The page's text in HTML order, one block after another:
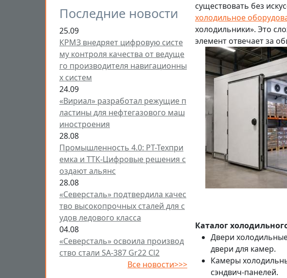
Последние новости
25.09
КРМЗ внедряет цифровую систе
му контроля качества от ведуще
го производителя навигационны
х систем
24.09
«Вириал» разработал режущие п
ластины для нефтегазового маш
иностроения
28.08
Промышленность 4.0: РТ-Техпри
емка и ТТК-Цифровые решения с
оздают альянс
28.08
«Северсталь» подтвердила качес
тво высокопрочных сталей для с
удов ледового класса
04.08
«Северсталь» освоила производ
ство стали SA-387 Gr22 Cl2
Все новости>>>
существовать без
холодильное
холодильники». Это
элемент отвечает за
Каталог
Двери
двери для камер.
Камеры
сэндвич-панелей.